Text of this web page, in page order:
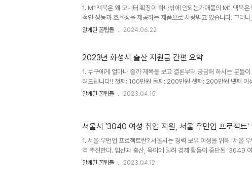
1. M1맥북은 왜 모니터 확장이 하나밖에 안되는가애플의 M1 맥북은
적인 성능과 효율성을 제공하는 제품으로 사랑받고 있습니다. 그러
자주 겪는 한 가지 불편한 점이 있습니다. 바로 듀얼 모니터 지원의 제
있습니다. 바로 DisplayLink DL6950 칩을 활용하는 것입니다.2.
는 기술을 제공합니다. 그 중 DL6950 칩은 최신 버전으로, 고..
알게된 꿀팁들 2024.06.22
2023년 화성시 출산 지원금 간편 요약
1. 누구에게 얼마나 줄까 제목을 보고 결론부터 궁금해 하시는 분들
려드립니다!! 첫째: 100만원 둘째: 200만원 셋째: 200만원 넷째 이
할 지급) 2. 지원 대상 - 2023년 1월 1일 이후 화성시 출생아동 - 출
거주하였을 경우 예) 23년 7월 1일에 아이가 태어난 후, 24년 1월 1
원 대상임 3. 지원 금액 첫째: 100만원 둘째: 2..
알게된 꿀팁들 2023.04.15
서울시 '3040 여성 취업 지원, 서울 우먼업 프로젝트'
1. 서울 우먼업 프로젝트란? 서울시는 경력 보유 여성을 위해 ‘서울
격 추진한다. 임신과 출산, 육아에 밀려 경제 활동이 중단된 '3040
하는 사업이다. 2. 지원 규모, 대상 한방 정리 21년 9월 시범 시작한 '
알게된 꿀팁들 2023.04.12